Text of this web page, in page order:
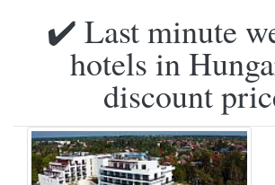
✔️ Last minute
hotels in
discount